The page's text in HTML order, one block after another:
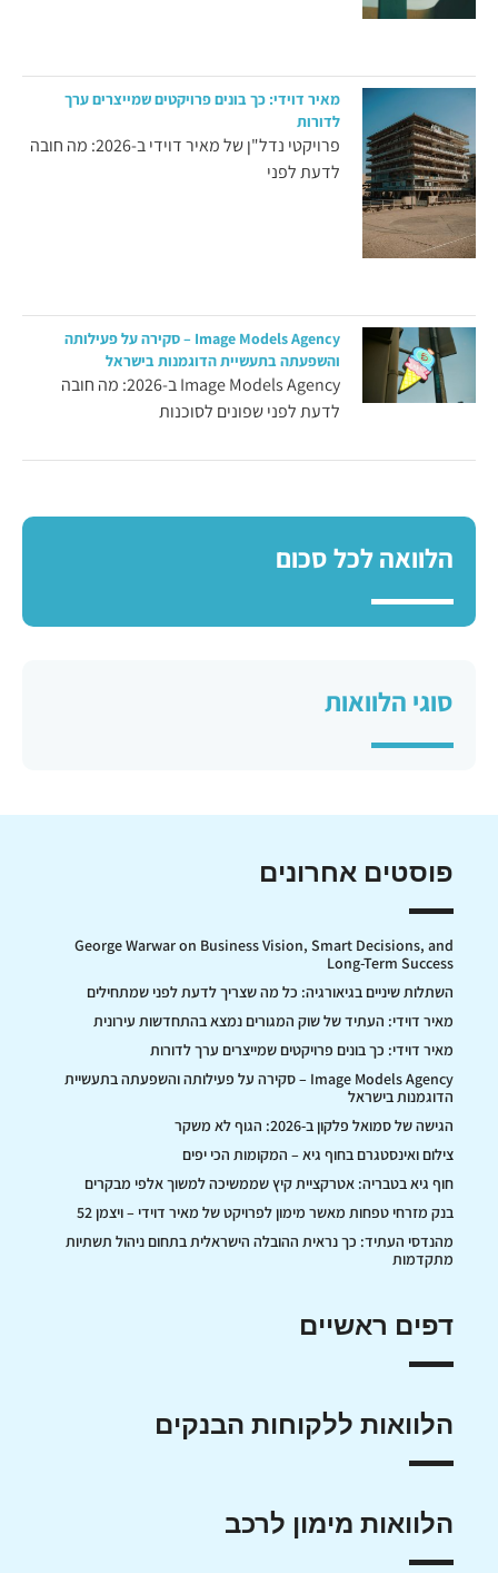
מאיר דוידי: כך בונים פרויקטים שמייצרים ערך
לדורות
פרויקטי נדל"ן של מאיר דוידי ב-2026: מה חובה
לדעת לפני
Image Models Agency – סקירה על פעילותה
והשפעתה בתעשיית הדוגמנות בישראל
Image Models Agency ב-2026: מה חובה
לדעת לפני שפונים לסוכנות
הלוואה לכל סכום
סוגי הלוואות
פוסטים אחרונים
George Warwar on Business Vision, Smart Decisions, and
Long-Term Success
השתלות שיניים בגיאורגיה: כל מה שצריך לדעת לפני שמתחילים
מאיר דוידי: העתיד של שוק המגורים נמצא בהתחדשות עירונית
מאיר דוידי: כך בונים פרויקטים שמייצרים ערך לדורות
Image Models Agency – סקירה על פעילותה והשפעתה בתעשיית
הדוגמנות בישראל
הגישה של סמואל פלקון ב-2026: הגוף לא משקר
צילום ואינסטגרם בחוף גיא – המקומות הכי יפים
חוף גיא בטבריה: אטרקציית קיץ שממשיכה למשוך אלפי מבקרים
בנק מזרחי טפחות מאשר מימון לפרויקט של מאיר דוידי – ויצמן 52
מהנדסי העתיד: כך נראית ההובלה הישראלית בתחום ניהול תשתיות
מתקדמות
דפים ראשיים
הלוואות ללקוחות הבנקים
הלוואות מימון לרכב